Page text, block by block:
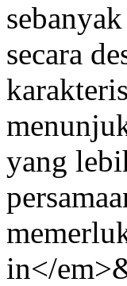
secara
yang
in</